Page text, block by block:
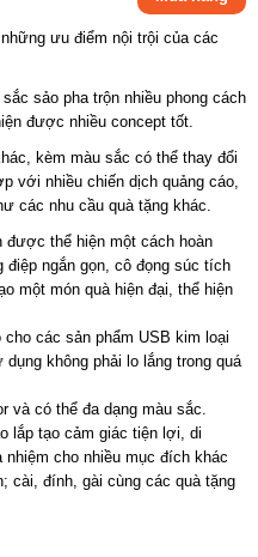
ưu điểm nội trội của các
sảo pha trộn nhiều phong cách
được nhiều concept tốt.
kèm màu sắc có thể thay đổi
với nhiều chiến dịch quảng cáo,
các nhu cầu quà tặng khác.
được thể hiện một cách hoàn
điệp ngắn gọn, cô đọng súc tích
một món quà hiện đại, thể hiện
cho các sản phẩm USB kim loại
không phải lo lắng trong quá
và có thể đa dạng màu sắc.
lắp tạo cảm giác tiện lợi, di
cho nhiều mục đích khác
cài, đính, gài cùng các quà tặng